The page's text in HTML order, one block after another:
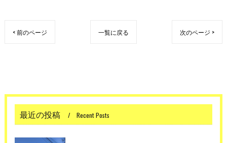
< 前のページ 一覧に戻る 次のページ >
最近の投稿 Recent Posts